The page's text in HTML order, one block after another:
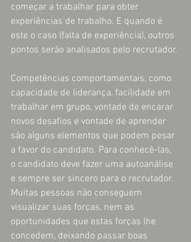
começar a trabalhar para obter
experiências de trabalho. E quando é
este o caso (falta de experiência), outros
pontos serão analisados pelo recrutador.
Competências comportamentais, como
capacidade de liderança, facilidade em
trabalhar em grupo, vontade de encarar
novos desafios e vontade de aprender
são alguns elementos que podem pesar
a favor do candidato. Para conhecê-las,
o candidato deve fazer uma autoanálise
e sempre ser sincero para o recrutador.
Muitas pessoas não conseguem
visualizar suas forças, nem as
oportunidades que estas forças lhe
concedem, deixando passar boas